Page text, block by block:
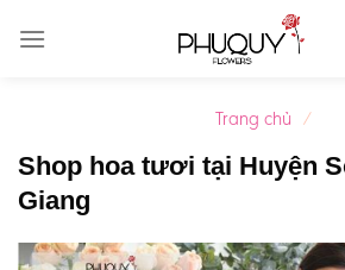
Trang chủ /
Shop hoa tươi tại Huyện
Giang